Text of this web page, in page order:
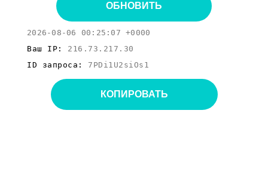
ОБНОВИТЬ
2026-08-06 00:25:07 +0000
Ваш IP: 216.73.217.30
ID запроса: 7PDi1U2siOs1
КОПИРОВАТЬ